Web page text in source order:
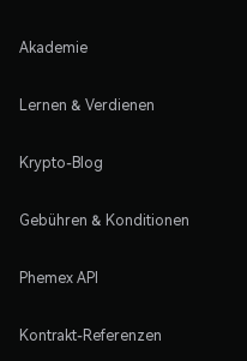
Akademie
Lernen & Verdienen
Krypto-Blog
Gebühren & Konditionen
Phemex API
Kontrakt-Referenzen